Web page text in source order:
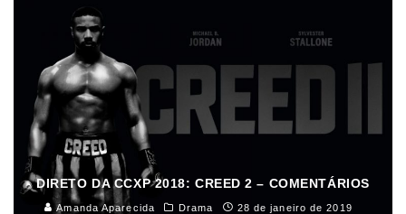
DIRETO DA CCXP 2018: CREED 2 – COMENTÁRIOS
Amanda Aparecida Drama 28 de janeiro de 2019